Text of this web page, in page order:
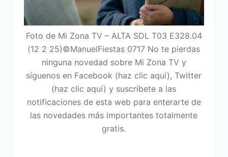
Foto de Mi Zona TV – ALTA SDL T03 E328.04
(12 2 25)©ManuelFiestas 0717 No te pierdas
ninguna novedad sobre Mi Zona TV y
síguenos en Facebook (haz clic aquí), Twitter
(haz clic aquí) y suscríbete a las
notificaciones de esta web para enterarte de
las novedades más importantes totalmente
gratis.